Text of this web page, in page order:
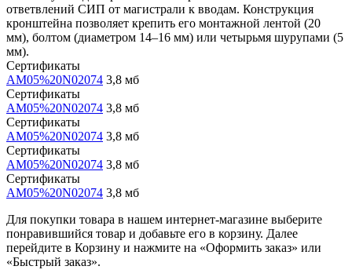
ответвлений СИП от магистрали к вводам. Конструкция
кронштейна позволяет крепить его монтажной лентой (20
мм), болтом (диаметром 14–16 мм) или четырьмя шурупами (5
мм).
Сертификаты
AM05%20N02074 3,8 мб
Сертификаты
AM05%20N02074 3,8 мб
Сертификаты
AM05%20N02074 3,8 мб
Сертификаты
AM05%20N02074 3,8 мб
Сертификаты
AM05%20N02074 3,8 мб
Для покупки товара в нашем интернет-магазине выберите
понравившийся товар и добавьте его в корзину. Далее
перейдите в Корзину и нажмите на «Оформить заказ» или
«Быстрый заказ».